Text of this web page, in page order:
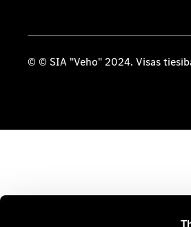
© © SIA "Veho" 2024. Visas